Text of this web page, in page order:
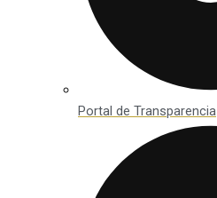
Portal de Transparencia